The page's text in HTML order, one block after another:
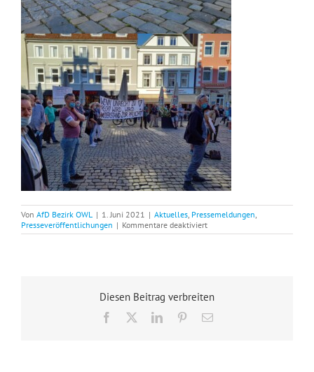
Von AfD Bezirk OWL | 1. Juni 2021 | Aktuelles Pressemeldungen
Presseveröffentlichungen | Kommentare deaktiviertfür
10.
Minden
mit
Diesen Beitrag verbreiten
Facebook LinkedInPinterest
E-